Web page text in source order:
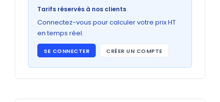
GRAND FORMAT
Abribus
Tarifs réservés à nos clients
Connectez-vous pour calculer votre prix HT
en temps réel.
SE CONNECTER CRÉER UN COMPTE